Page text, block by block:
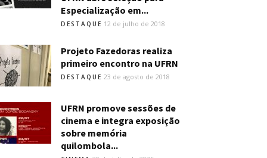
Especialização em...
DESTAQUE 12 de julho de 2018
Projeto Fazedoras realiza
primeiro encontro na UFRN
DESTAQUE 23 de agosto de 2018
UFRN promove sessões de
cinema e integra exposição
sobre memória
quilombola...